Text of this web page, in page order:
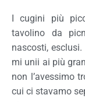
I cugini più
tavolino da
nascosti,
mi unii ai più
non l’avessimo
cui ci stavamo